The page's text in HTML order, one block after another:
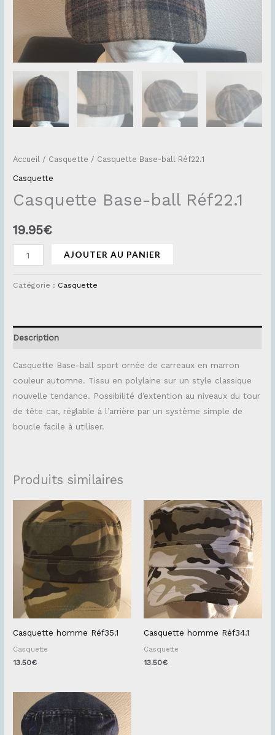
Accueil / Casquette / Casquette Base-ball Réf22.1
Casquette
Casquette Base-ball Réf22.1
19.95€
AJOUTER AU PANIER
Catégorie : Casquette
Description
Casquette Base-ball sport ornée de carreaux en marron
couleur automne. Tissu en polylaine sur un style classique
nouvelle tendance. Possibilité d’extention au niveaux du tour
de tête car, réglable à l’arrière par un système simple de
boucle facile à utiliser.
Produits similaires
Casquette homme Réf35.1
Casquette
13.50€
Casquette homme Réf34.1
Casquette
13.50€